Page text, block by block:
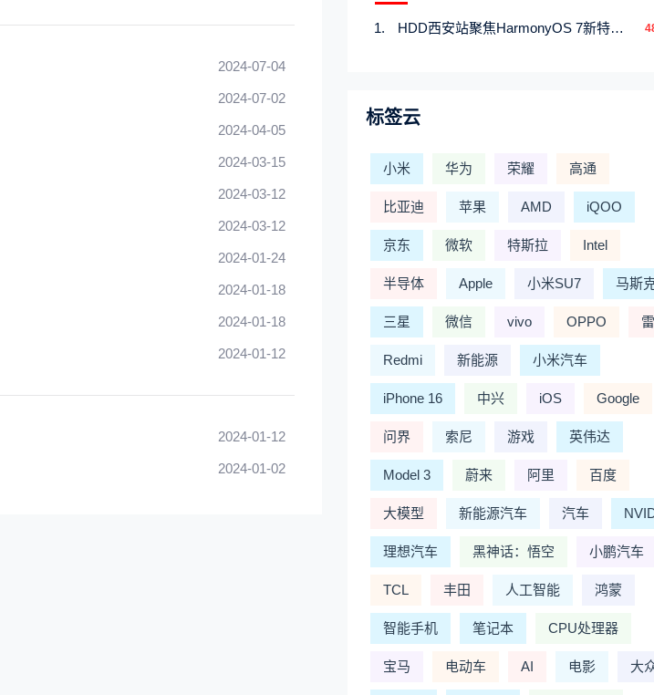
2024-07-04
2024-07-02
2024-04-05
2024-03-15
2024-03-12
2024-03-12
2024-01-24
2024-01-18
2024-01-18
2024-01-12
2024-01-12
2024-01-02
HDD西安站聚焦HarmonyOS 7新特性，解锁从互联到智能的应用开发新范式
标签云
小米 华为 荣耀 高通
比亚迪 苹果 AMD iQOO
京东 微软 特斯拉 Intel
半导体 Apple 小米SU7 马斯
三星 微信 vivo OPPO
Redmi 新能源 小米汽车
iPhone 16 中兴 iOS Google
问界 索尼 游戏 英伟达
Model 3 蔚来 阿里 百度
大模型 新能源汽车 汽车
理想汽车 黑神话：悟空 小鹏汽车
TCL 丰田 人工智能 鸿蒙
智能手机 笔记本 CPU处理器
宝马 电动车 AI 电影 大